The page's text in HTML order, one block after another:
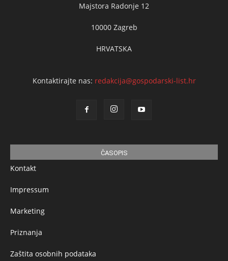
Majstora Radonje 12
10000 Zagreb
HRVATSKA
Kontaktirajte nas: redakcija@gospodarski-list.hr
ČASOPIS
Kontakt
Impressum
Marketing
Priznanja
Zaštita osobnih podataka